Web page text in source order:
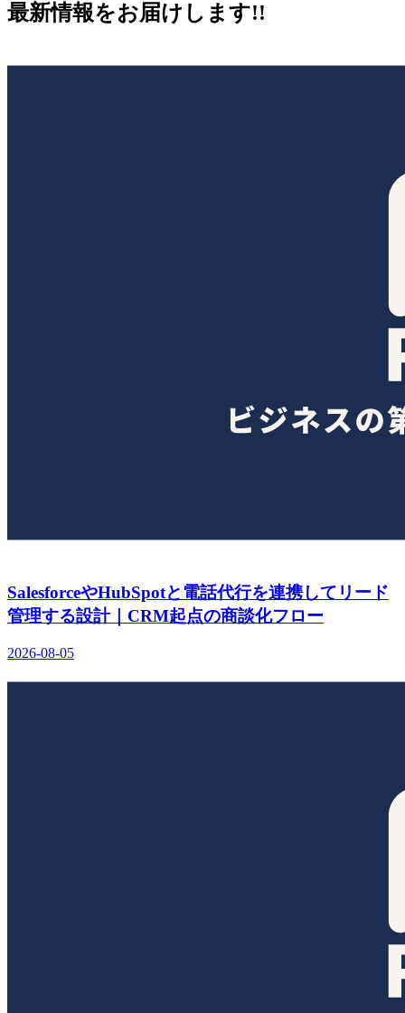
最新情報をお届けします!!
SalesforceやHubSpotと電話代行を連携してリード
管理する設計｜CRM起点の商談化フロー
2026-08-05